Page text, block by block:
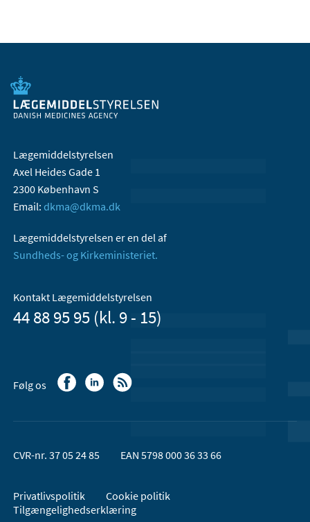
Lægemiddelstyrelsen
Axel Heides Gade 1
2300 København S
Email: dkma@dkma.dk
Lægemiddelstyrelsen er en del af
Sundheds- og Kirkeministeriet.
Kontakt Lægemiddelstyrelsen
44 88 95 95 (kl. 9 - 15)
Følg os
CVR-nr. 37 05 24 85 EAN 5798 000 36 33 66
Privatlivspolitik
Cookie politik
Tilgængelighedserklæring